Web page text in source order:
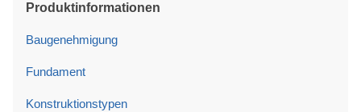
Produktinformationen
Baugenehmigung
Fundament
Konstruktionstypen